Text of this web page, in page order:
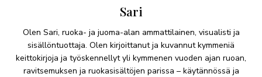
Sari
Olen Sari, ruoka- ja juoma-alan ammattilainen, visualisti ja
sisällöntuottaja. Olen kirjoittanut ja kuvannut kymmeniä
keittokirjoja ja työskennellyt yli kymmenen vuoden ajan ruoan,
ravitsemuksen ja ruokasisältöjen parissa – käytännössä ja